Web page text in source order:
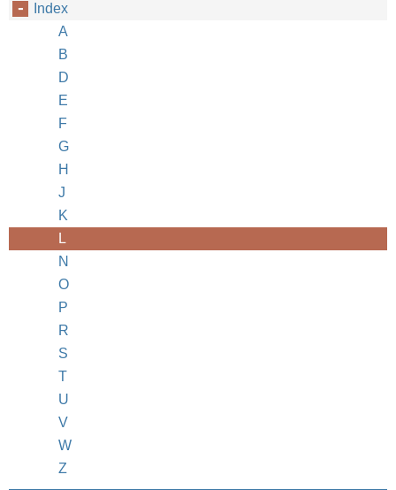
Index
A
B
D
E
F
G
H
J
K
L
N
O
P
R
S
T
U
V
W
Z